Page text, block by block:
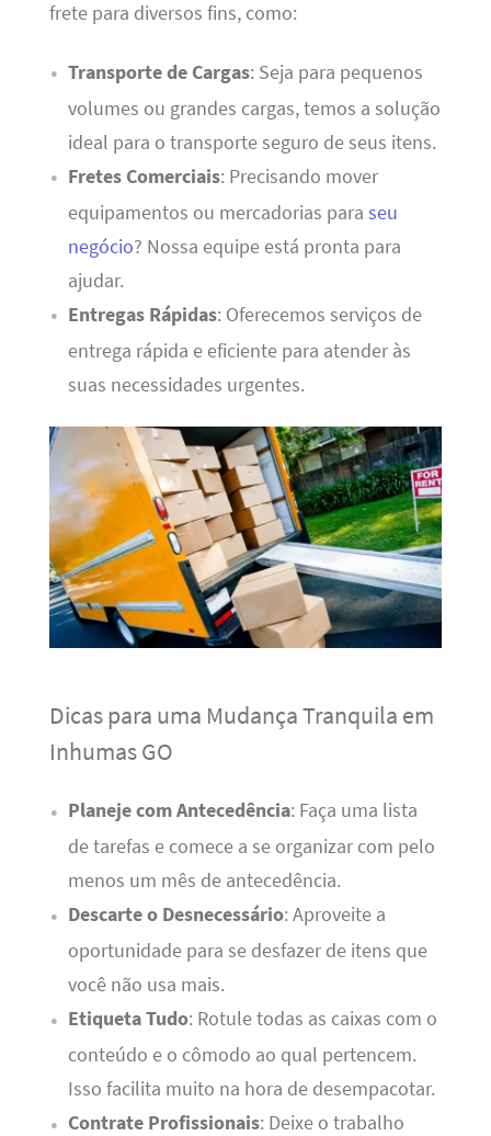
frete para diversos fins, como:
Transporte de Cargas: Seja para pequenos
volumes ou grandes cargas, temos a solução
ideal para o transporte seguro de seus itens.
Fretes Comerciais: Precisando mover
equipamentos ou mercadorias para seu
negócio? Nossa equipe está pronta para
ajudar.
Entregas Rápidas: Oferecemos serviços de
entrega rápida e eficiente para atender às
suas necessidades urgentes.
Dicas para uma Mudança Tranquila em
Inhumas GO
Planeje com Antecedência: Faça uma lista
de tarefas e comece a se organizar com pelo
menos um mês de antecedência.
Descarte o Desnecessário: Aproveite a
oportunidade para se desfazer de itens que
você não usa mais.
Etiqueta Tudo: Rotule todas as caixas com o
conteúdo e o cômodo ao qual pertencem.
Isso facilita muito na hora de desempacotar.
Contrate Profissionais: Deixe o trabalho